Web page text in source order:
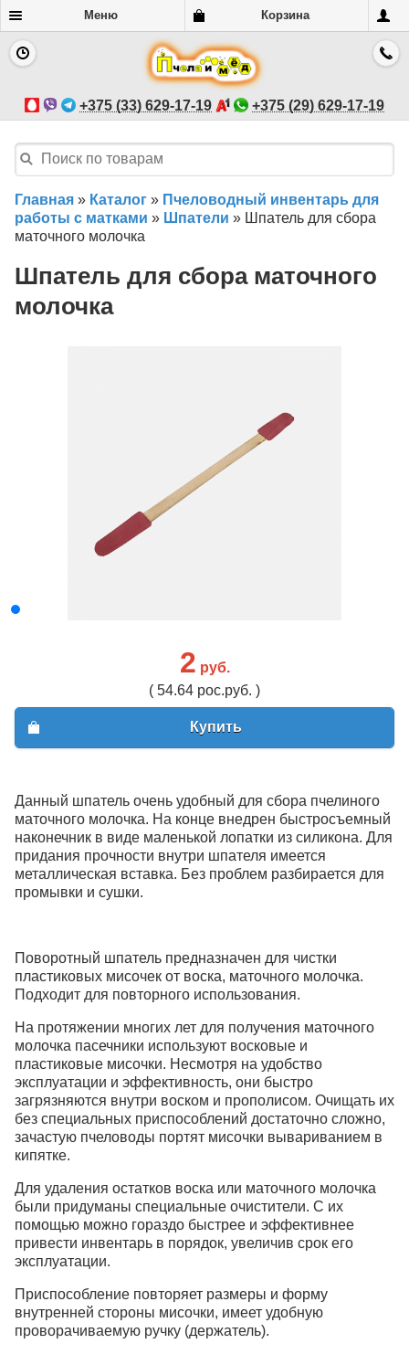
Меню Корзина
+375 (33) 629-17-19 +375 (29) 629-17-19
Главная » Каталог » Пчеловодный инвентарь для
работы с матками » Шпатели » Шпатель для сбора
маточного молочка
Шпатель для сбора маточного
молочка
2 руб.
( 54.64 рос.руб. )
Купить
Данный шпатель очень удобный для сбора пчелиного
маточного молочка. На конце внедрен быстросъемный
наконечник в виде маленькой лопатки из силикона. Для
придания прочности внутри шпателя имеется
металлическая вставка. Без проблем разбирается для
промывки и сушки.
Поворотный шпатель предназначен для чистки
пластиковых мисочек от воска, маточного молочка.
Подходит для повторного использования.
На протяжении многих лет для получения маточного
молочка пасечники используют восковые и
пластиковые мисочки. Несмотря на удобство
эксплуатации и эффективность, они быстро
загрязняются внутри воском и прополисом. Очищать их
без специальных приспособлений достаточно сложно,
зачастую пчеловоды портят мисочки вывариванием в
кипятке.
Для удаления остатков воска или маточного молочка
были придуманы специальные очистители. С их
помощью можно гораздо быстрее и эффективнее
привести инвентарь в порядок, увеличив срок его
эксплуатации.
Приспособление повторяет размеры и форму
внутренней стороны мисочки, имеет удобную
проворачиваемую ручку (держатель).